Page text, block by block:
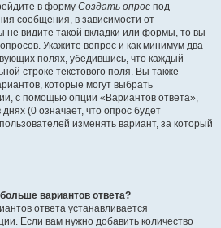
в форму Создать опрос под
сообщения, в зависимости от
не видите такой вкладки или формы, то вы
Укажите вопрос и как минимум два
полях, убедившись, что каждый
строке текстового поля. Вы также
которые могут выбрать
с помощью опции «Вариантов ответа»,
(0 означает, что опрос будет
изменять вариант, за который
вариантов ответа?
ответа устанавливается
Если вам нужно добавить количество